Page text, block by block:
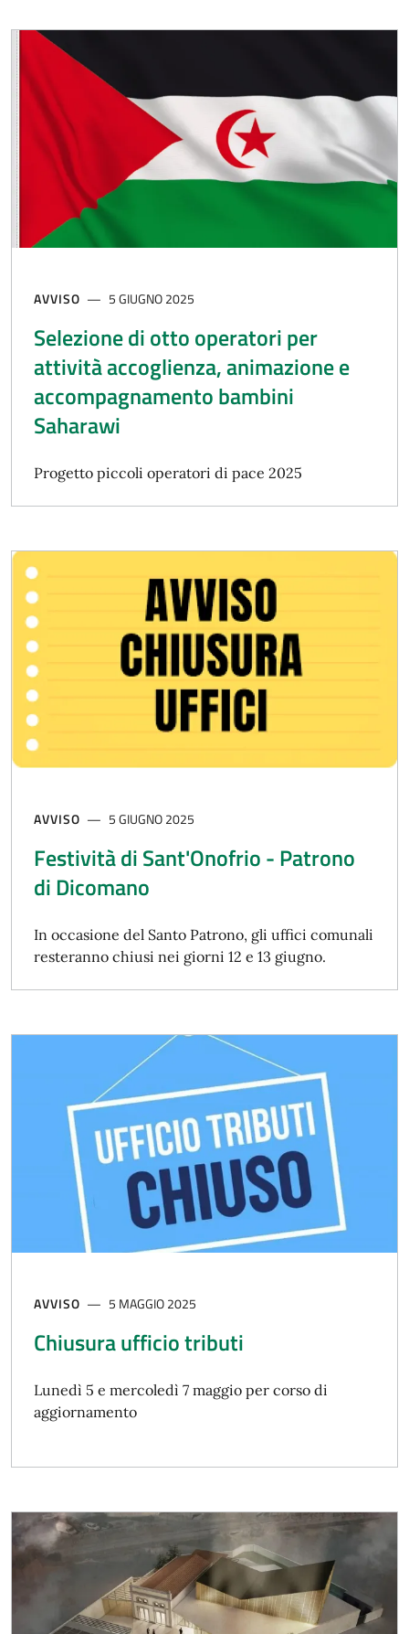
AVVISO 5 GIUGNO 2025
Selezione di otto operatori per
attività accoglienza, animazione e
accompagnamento bambini
Saharawi
Progetto piccoli operatori di pace 2025
AVVISO 5 GIUGNO 2025
Festività di Sant'Onofrio - Patrono
di Dicomano
In occasione del Santo Patrono, gli uffici comunali
resteranno chiusi nei giorni 12 e 13 giugno.
AVVISO 5 MAGGIO 2025
Chiusura ufficio tributi
Lunedì 5 e mercoledì 7 maggio per corso di
aggiornamento